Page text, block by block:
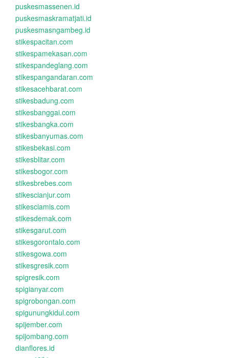
puskesmassenen.id
puskesmaskramatjati.id
puskesmasngambeg.id
stikespacitan.com
stikespamekasan.com
stikespandeglang.com
stikespangandaran.com
stikesacehbarat.com
stikesbadung.com
stikesbanggai.com
stikesbangka.com
stikesbanyumas.com
stikesbekasi.com
stikesblitar.com
stikesbogor.com
stikesbrebes.com
stikescianjur.com
stikesciamis.com
stikesdemak.com
stikesgarut.com
stikesgorontalo.com
stikesgowa.com
stikesgresik.com
spigresik.com
spigianyar.com
spigrobongan.com
spigunungkidul.com
spijember.com
spijombang.com
dianflores.id